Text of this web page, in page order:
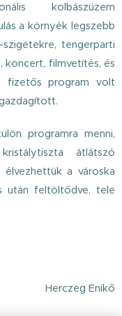
kolbászüzem
a környék legszebb
szigetekre, tengerparti
koncert, filmvetítés, és
fizetős program volt
programra menni,
átlátszó
a városka
után feltöltődve, tele
Herczeg Enikő